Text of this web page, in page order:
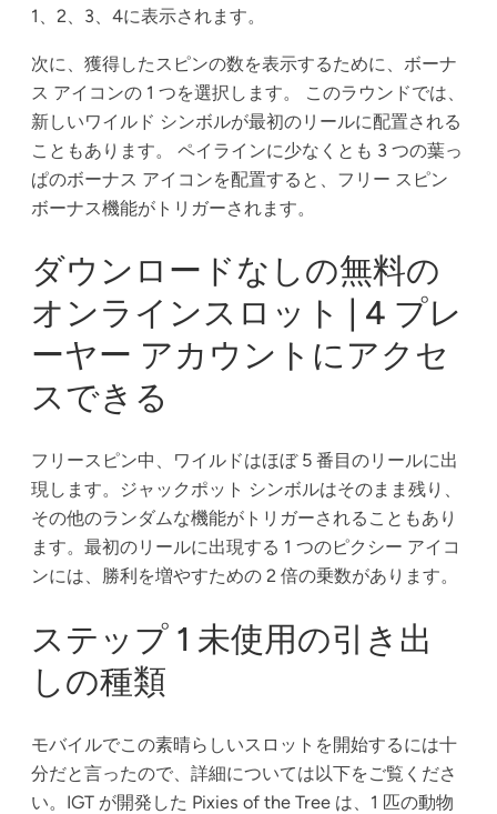
1、2、3、4に表示されます。
次に、獲得したスピンの数を表示するために、ボーナ
ス アイコンの 1 つを選択します。 このラウンドでは、
新しいワイルド シンボルが最初のリールに配置される
こともあります。 ペイラインに少なくとも 3 つの葉っ
ぱのボーナス アイコンを配置すると、フリー スピン
ボーナス機能がトリガーされます。
ダウンロードなしの無料の
オンラインスロット | 4 プレ
ーヤー アカウントにアクセ
スできる
フリースピン中、ワイルドはほぼ 5 番目のリールに出
現します。ジャックポット シンボルはそのまま残り、
その他のランダムな機能がトリガーされることもあり
ます。最初のリールに出現する 1 つのピクシー アイコ
ンには、勝利を増やすための 2 倍の乗数があります。
ステップ 1 未使用の引き出
しの種類
モバイルでこの素晴らしいスロットを開始するには十
分だと言ったので、詳細については以下をご覧くださ
い。IGT が開発した Pixies of the Tree は、1 匹の動物